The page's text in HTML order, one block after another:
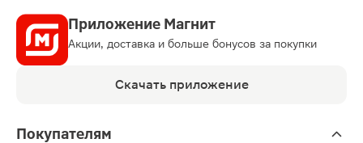
Приложение Магнит
Акции, доставка и больше бонусов за покупки
Скачать приложение
Покупателям